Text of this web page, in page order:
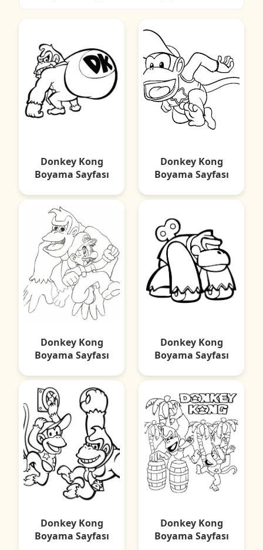
Donkey Kong
Boyama Sayfası
Donkey Kong
Boyama Sayfası
Donkey Kong
Boyama Sayfası
Donkey Kong
Boyama Sayfası
Donkey Kong
Boyama Sayfası
Donkey Kong
Boyama Sayfası